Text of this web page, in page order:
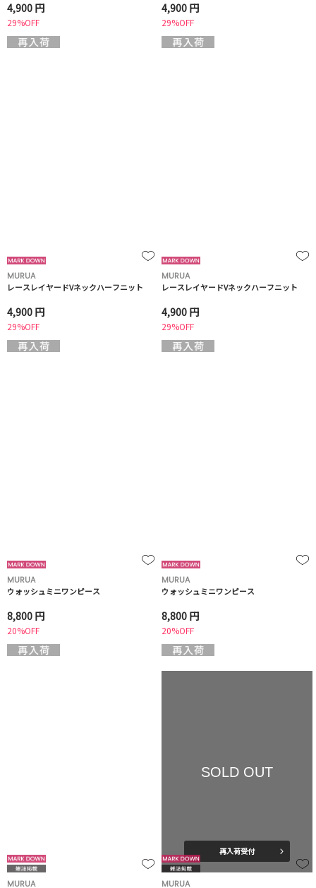
4,900 円
29%OFF
4,900 円
29%OFF
MURUA
レースレイヤードVネックハーフニット
4,900 円
29%OFF
MURUA
レースレイヤードVネックハーフニット
4,900 円
29%OFF
MURUA
ウォッシュミニワンピース
8,800 円
20%OFF
MURUA
ウォッシュミニワンピース
8,800 円
20%OFF
MURUA
SOLD OUT
再入荷受付
MURUA